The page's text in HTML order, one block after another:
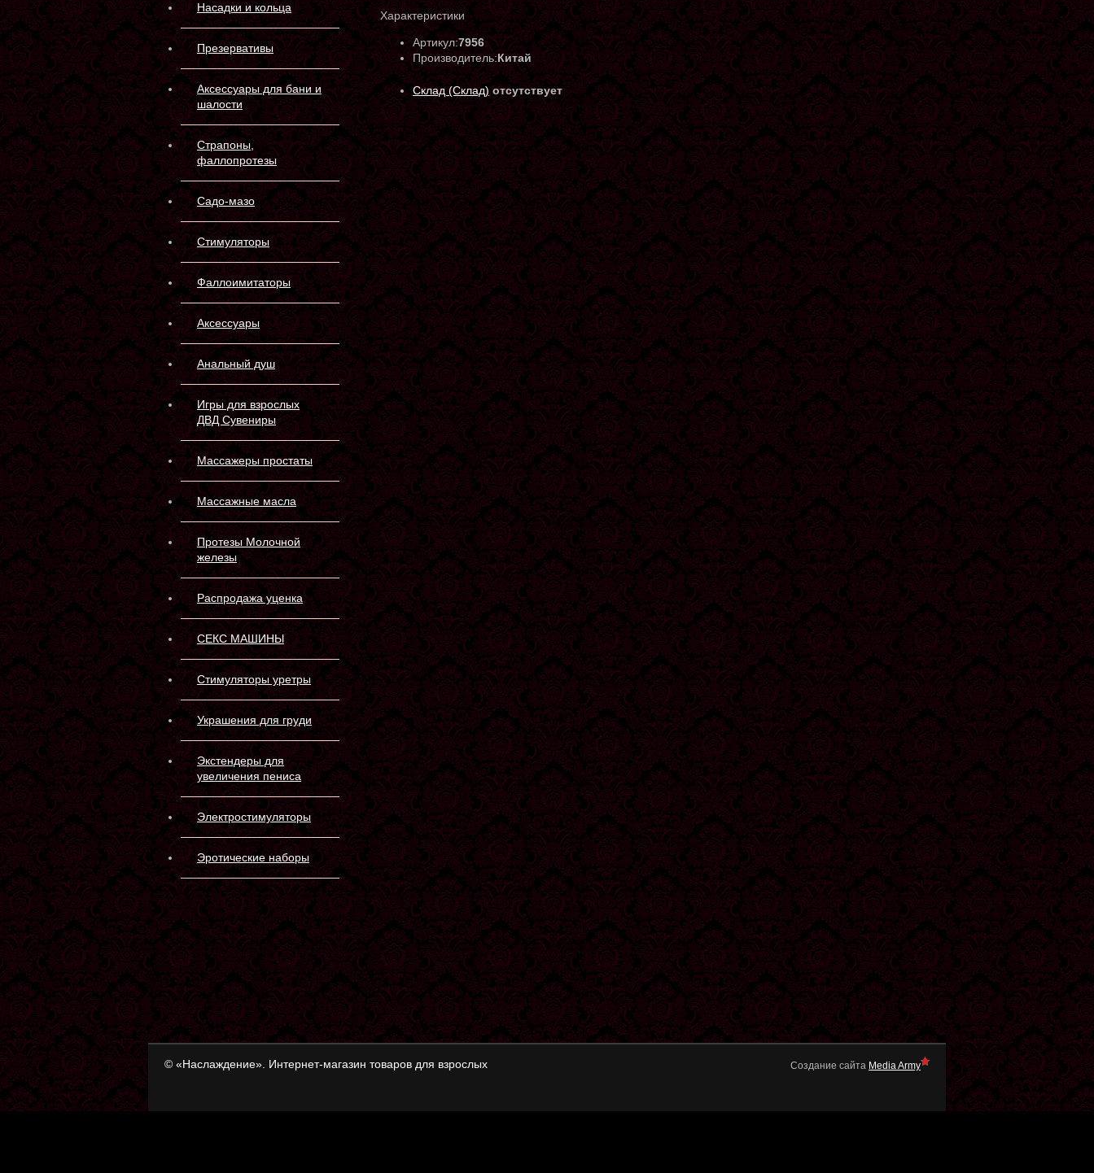
Насадки и кольца
Презервативы
Аксессуары для бани и
шалости
Страпоны,
фаллопротезы
Садо-мазо
Стимуляторы
Фаллоимитаторы
Аксессуары
Анальный душ
Игры для взрослых
ДВД Сувениры
Массажеры простаты
Массажные масла
Протезы Молочной
железы
Распродажа уценка
СЕКС МАШИНЫ
Стимуляторы уретры
Украшения для груди
Экстендеры для
увеличения пениса
Электростимуляторы
Эротические наборы
Характеристики
Артикул:7956
Производитель:Китай
Склад (Склад) отсутствует
© «Наслаждение». Интернет-магазин товаров для взрослых Создание сайта Media Army